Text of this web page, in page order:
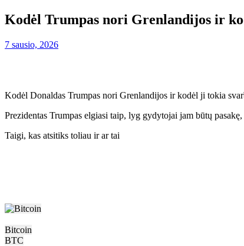
Kodėl Trumpas nori Grenlandijos ir
7 sausio, 2026
Kodėl Donaldas Trumpas nori Grenlandijos ir kodėl ji tokia
Prezidentas Trumpas elgiasi taip, lyg gydytojai jam būtų
Taigi, kas atsitiks toliau ir ar tai
Bitcoin
BTC